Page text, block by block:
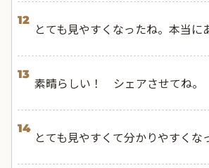
12
とても見やすくなったね。本当に
13
素晴らしい！ シェアさせてね。
14
とても見やすくて分かりやすくな